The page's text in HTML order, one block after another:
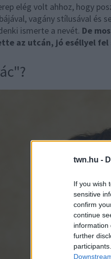
twn.hu -
If you wish
sensitive
confirm
continue
information
further
elég volt ahhoz, hogy
vagány stílusával
ismerte a nevét. De
az utcán, jó eséllyel fel